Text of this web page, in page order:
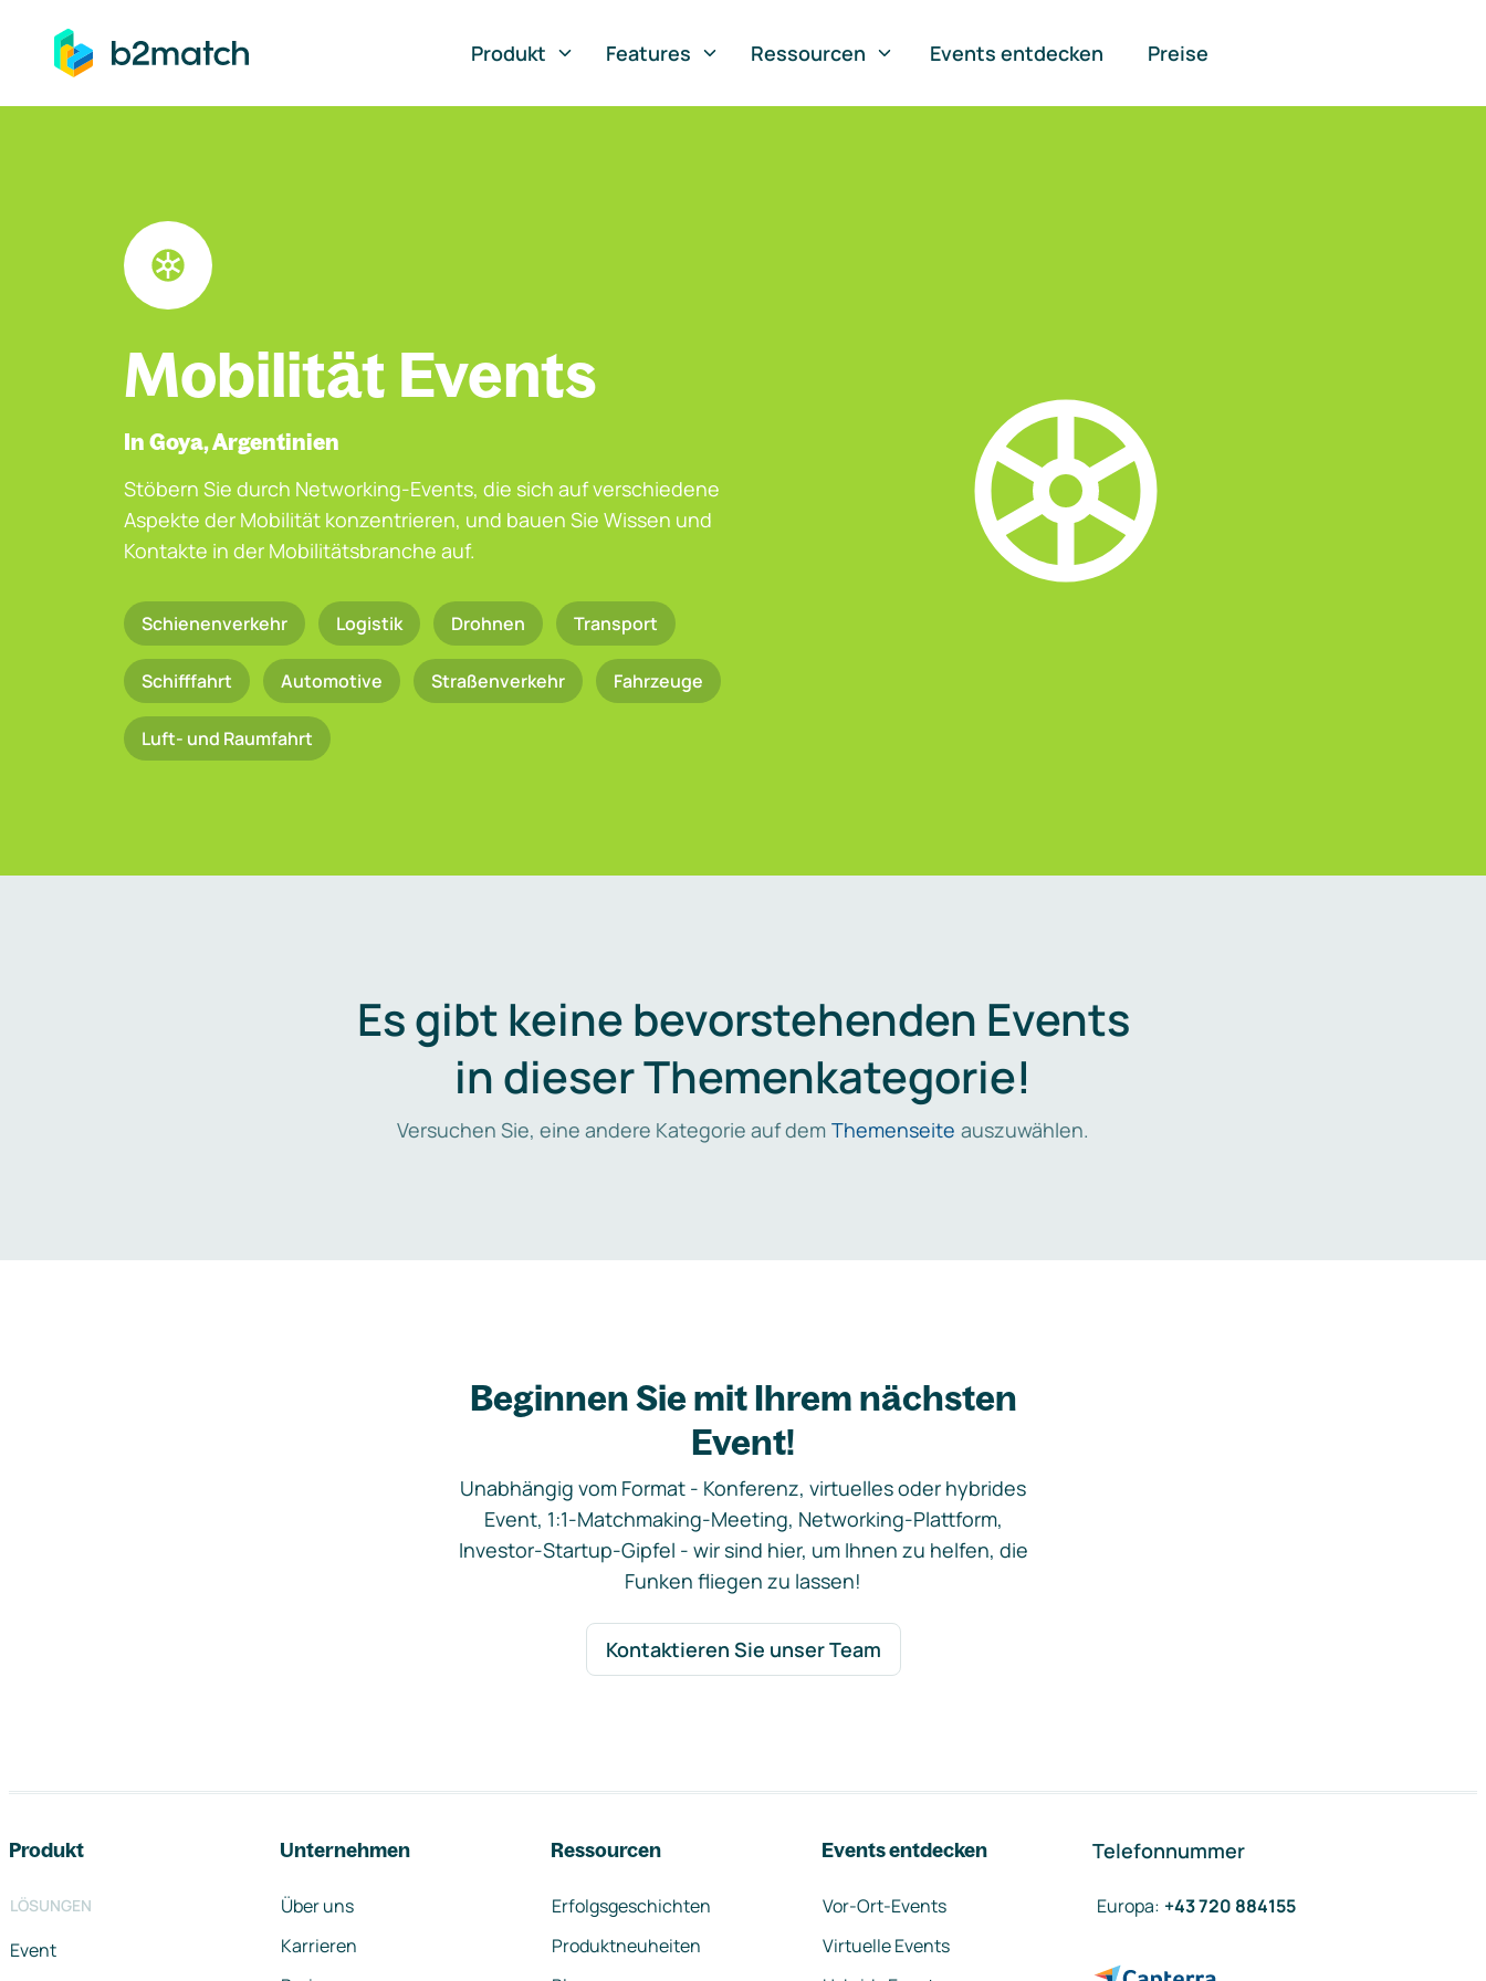
springen
Produkt
Features Ressourcen Events entdecken Preise
Mobilität Events
In Goya, Argentinien
Stöbern Sie durch Networking-Events, die sich auf verschiedene
Aspekte der Mobilität konzentrieren, und bauen Sie Wissen und
Kontakte in der Mobilitätsbranche auf.
Schienenverkehr Logistik Drohnen Transport
Schifffahrt Automotive Straßenverkehr Fahrzeuge
Luft- und Raumfahrt
Es gibt keine bevorstehenden Events
in dieser Themenkategorie!
Versuchen Sie, eine andere Kategorie auf dem Themenseite auszuwählen.
Beginnen Sie mit Ihrem nächsten
Event!
Unabhängig vom Format - Konferenz, virtuelles oder hybrides
Event, 1:1-Matchmaking-Meeting, Networking-Plattform,
Investor-Startup-Gipfel - wir sind hier, um Ihnen zu helfen, die
Funken fliegen zu lassen!
Kontaktieren Sie unser Team
Produkt
LÖSUNGEN
Event
Unternehmen
Über uns
Karrieren
Ressourcen
Erfolgsgeschichten
Produktneuheiten
Events entdecken
Vor-Ort-Events
Virtuelle Events
Telefonnummer
Europa: +43 720 884155